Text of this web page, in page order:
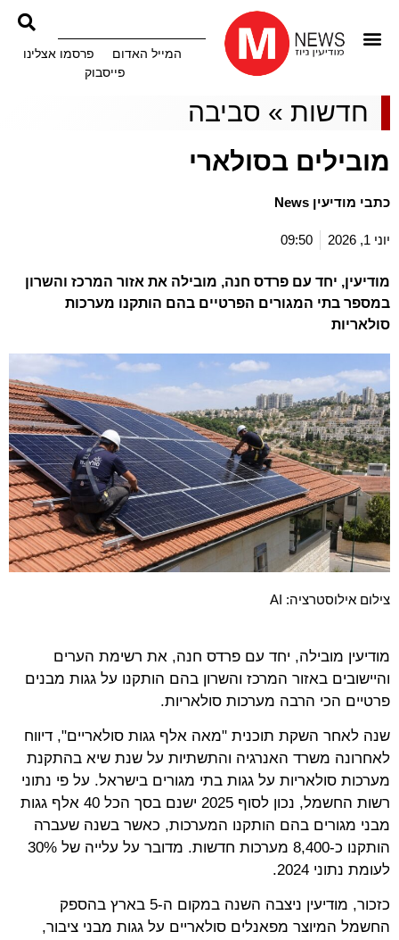
המייל האדום
פרסמו אצלינו
פייסבוק
חדשות» סביבה
מובילים בסולארי
כתבי מודיעין News
יוני 1, 2026 09:50
מודיעין, יחד עם פרדס חנה, מובילה את אזור המרכז והשרון
במספר בתי המגורים הפרטיים בהם הותקנו מערכות
סולאריות
צילום אילוסטרציה: AI
מודיעין מובילה, יחד עם פרדס חנה, את רשימת הערים
והיישובים באזור המרכז והשרון בהם הותקנו על גגות מבנים
פרטיים הכי הרבה מערכות סולאריות.
שנה לאחר השקת תוכנית "מאה אלף גגות סולאריים", דיווח
לאחרונה משרד האנרגיה והתשתיות על שנת שיא בהתקנת
מערכות סולאריות על גגות בתי מגורים בישראל. על פי נתוני
רשות החשמל, נכון לסוף 2025 ישנם בסך הכל 40 אלף גגות
מבני מגורים בהם הותקנו המערכות, כאשר בשנה שעברה
הותקנו כ-8,400 מערכות חדשות. מדובר על עלייה של 30%
לעומת נתוני 2024.
כזכור, מודיעין ניצבה השנה במקום ה-5 בארץ בהספק
החשמל המיוצר מפאנלים סולאריים על גגות מבני ציבור,